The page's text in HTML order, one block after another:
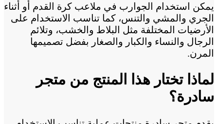
يمكن استخدام الجوارب في ملاعب كرة القدم أو أثناء
الجري والمشي والتنس، كما تناسب الاستخدام على
الأرضيات المختلفة مثل البلاط والخشب، وتلائم
الرجال والنساء والكبار والصغار بفضل تصميمها
المرن.
لماذا تختار هذا المنتج من متجر
سادرة؟